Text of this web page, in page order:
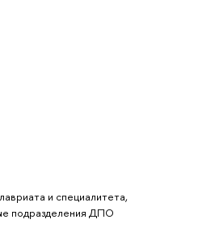
и специалитета,
подразделения ДПО